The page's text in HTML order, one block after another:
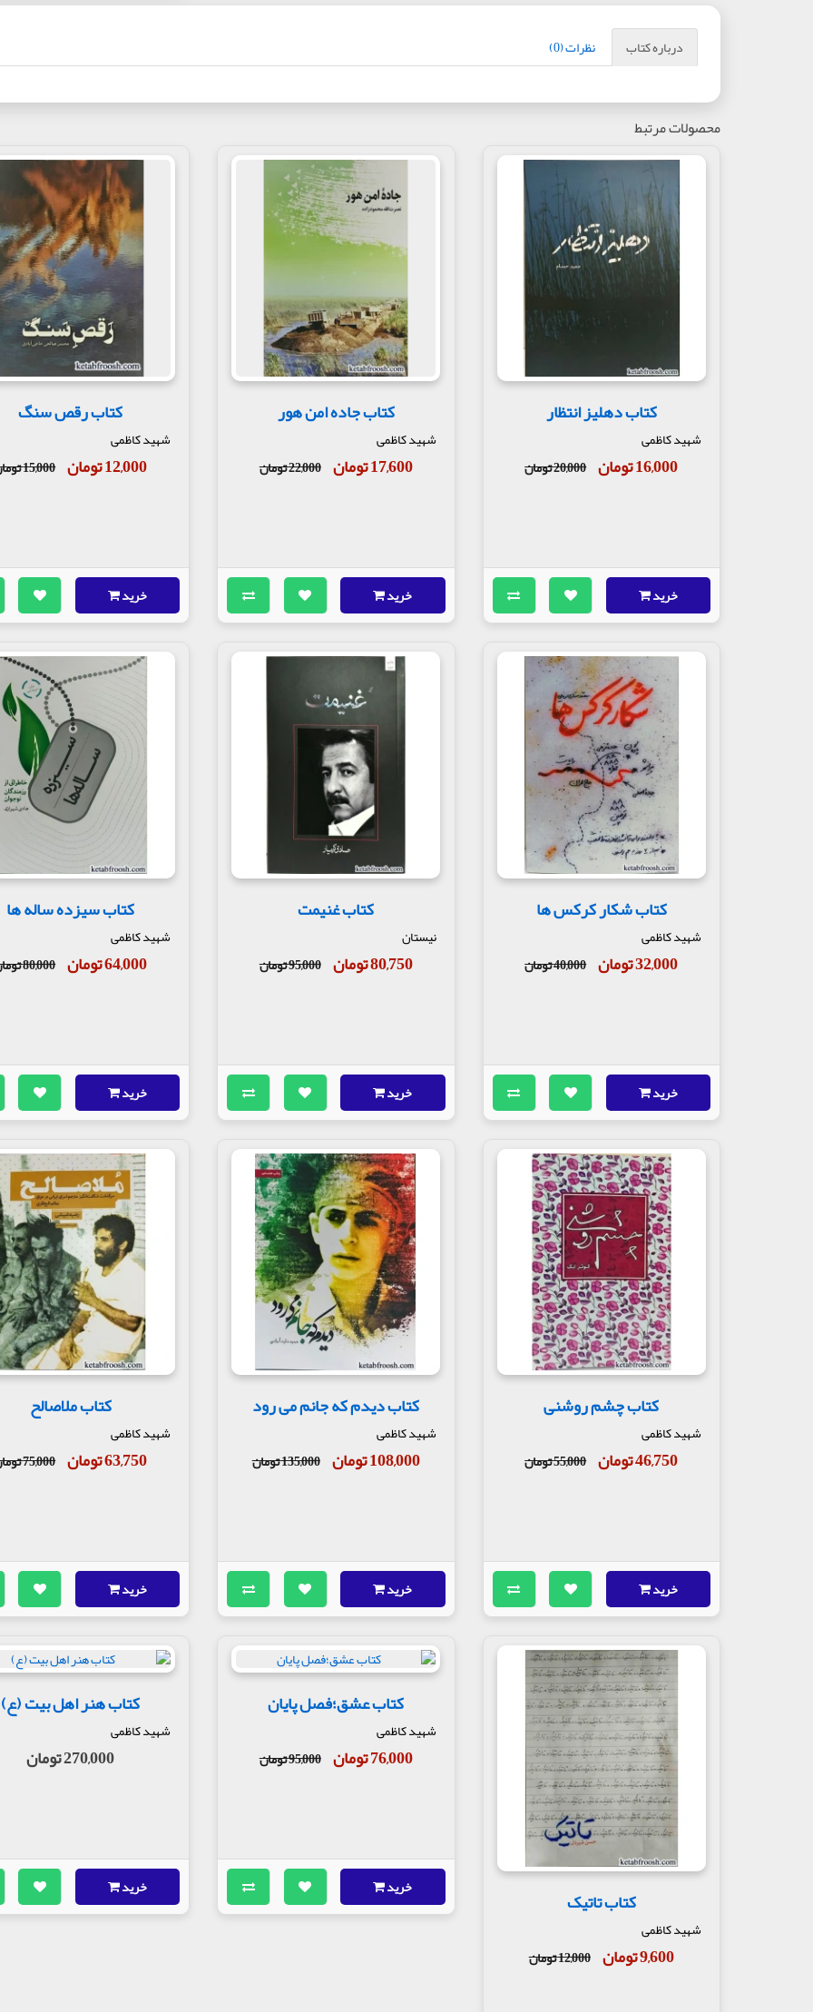
درباره کتاب نظرات (0)
محصولات مرتبط
کتاب دهلیز انتظار
شهید کاظمی
16,000 تومان 20,000 تومان
خرید
کتاب جاده امن هور
شهید کاظمی
17,600 تومان 22,000 تومان
خرید
کتاب رقص سنگ
شهید کاظمی
12,000 تومان 15,000 تومان
خرید
کتاب شکار کرکس ها
شهید کاظمی
32,000 تومان 40,000 تومان
خرید
کتاب غنیمت
نیستان
80,750 تومان 95,000 تومان
خرید
کتاب سیزده ساله ها
شهید کاظمی
64,000 تومان 80,000 تومان
خرید
کتاب چشم روشنی
شهید کاظمی
46,750 تومان 55,000 تومان
خرید
کتاب دیدم که جانم می رود
شهید کاظمی
108,000 تومان 135,000 تومان
خرید
کتاب ملاصالح
شهید کاظمی
63,750 تومان 75,000 تومان
خرید
کتاب تاتیک
شهید کاظمی
9,600 تومان 12,000 تومان
کتاب عشق؛فصل پایان
شهید کاظمی
76,000 تومان 95,000 تومان
خرید
کتاب هنر اهل بیت (ع)
شهید کاظمی
270,000 تومان
خرید